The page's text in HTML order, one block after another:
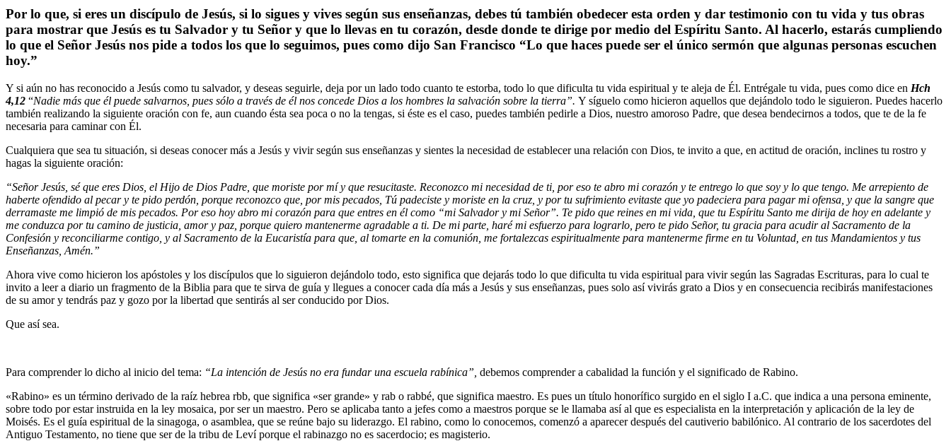
Por lo que, si eres un discípulo de Jesús, si lo sigues y vives según sus enseñanzas, debes tú también obedecer esta orden y dar testimonio con tu vida y tus obras
para mostrar que Jesús es tu Salvador y tu Señor y que lo llevas en tu corazón, desde donde te dirige por medio del Espíritu Santo. Al hacerlo, estarás cumpliendo
lo que el Señor Jesús nos pide a todos los que lo seguimos, pues como dijo San Francisco “Lo que haces puede ser el único sermón que algunas personas escuchen
hoy.”
Y si aún no has reconocido a Jesús como tu salvador, y deseas seguirle, deja por un lado todo cuanto te estorba, todo lo que dificulta tu vida espiritual y te aleja de Él. Entrégale tu vida, pues como dice en Hch
4,12 “Nadie más que él puede salvarnos, pues sólo a través de él nos concede Dios a los hombres la salvación sobre la tierra”. Y síguelo como hicieron aquellos que dejándolo todo le siguieron. Puedes hacerlo
también realizando la siguiente oración con fe, aun cuando ésta sea poca o no la tengas, si éste es el caso, puedes también pedirle a Dios, nuestro amoroso Padre, que desea bendecirnos a todos, que te de la fe
necesaria para caminar con Él.
Cualquiera que sea tu situación, si deseas conocer más a Jesús y vivir según sus enseñanzas y sientes la necesidad de establecer una relación con Dios, te invito a que, en actitud de oración, inclines tu rostro y
hagas la siguiente oración:
“Señor Jesús, sé que eres Dios, el Hijo de Dios Padre, que moriste por mí y que resucitaste. Reconozco mi necesidad de ti, por eso te abro mi corazón y te entrego lo que soy y lo que tengo. Me arrepiento de
haberte ofendido al pecar y te pido perdón, porque reconozco que, por mis pecados, Tú padeciste y moriste en la cruz, y por tu sufrimiento evitaste que yo padeciera para pagar mi ofensa, y que la sangre que
derramaste me limpió de mis pecados. Por eso hoy abro mi corazón para que entres en él como “mi Salvador y mi Señor”. Te pido que reines en mi vida, que tu Espíritu Santo me dirija de hoy en adelante y
me conduzca por tu camino de justicia, amor y paz, porque quiero mantenerme agradable a ti. De mi parte, haré mi esfuerzo para lograrlo, pero te pido Señor, tu gracia para acudir al Sacramento de la
Confesión y reconciliarme contigo, y al Sacramento de la Eucaristía para que, al tomarte en la comunión, me fortalezcas espiritualmente para mantenerme firme en tu Voluntad, en tus Mandamientos y tus
Enseñanzas, Amén.”
Ahora vive como hicieron los apóstoles y los discípulos que lo siguieron dejándolo todo, esto significa que dejarás todo lo que dificulta tu vida espiritual para vivir según las Sagradas Escrituras, para lo cual te
invito a leer a diario un fragmento de la Biblia para que te sirva de guía y llegues a conocer cada día más a Jesús y sus enseñanzas, pues solo así vivirás grato a Dios y en consecuencia recibirás manifestaciones
de su amor y tendrás paz y gozo por la libertad que sentirás al ser conducido por Dios.
Que así sea.
Para comprender lo dicho al inicio del tema: “La intención de Jesús no era fundar una escuela rabínica”, debemos comprender a cabalidad la función y el significado de Rabino.
«Rabino» es un término derivado de la raíz hebrea rbb, que significa «ser grande» y rab o rabbé, que significa maestro. Es pues un título honorífico surgido en el siglo I a.C. que indica a una persona eminente,
sobre todo por estar instruida en la ley mosaica, por ser un maestro. Pero se aplicaba tanto a jefes como a maestros porque se le llamaba así al que es especialista en la interpretación y aplicación de la ley de
Moisés. Es el guía espiritual de la sinagoga, o asamblea, que se reúne bajo su liderazgo. El rabino, como lo conocemos, comenzó a aparecer después del cautiverio babilónico. Al contrario de los sacerdotes del
Antiguo Testamento, no tiene que ser de la tribu de Leví porque el rabinazgo no es sacerdocio; es magisterio.